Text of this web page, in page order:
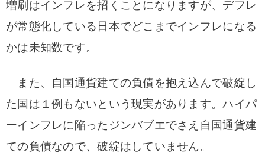
増刷はインフレを招くことになりますが、デフレ
が常態化している日本でどこまでインフレになる
かは未知数です。
また、自国通貨建ての負債を抱え込んで破綻し
た国は１例もないという現実があります。ハイパ
ーインフレに陥ったジンバブエでさえ自国通貨建
ての負債なので、破綻はしていません。